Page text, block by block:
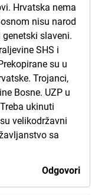
Hrvatska nema
nisu narod
slaveni.
SHS i
su u
Trojanci,
Bosne. UZP u
ukinuti
velikodržavni
sa
Odgovori